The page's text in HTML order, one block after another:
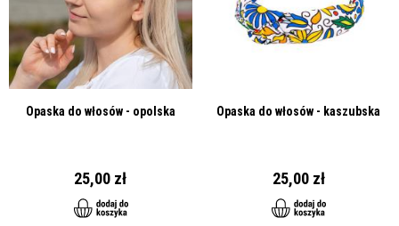
Opaska do włosów - opolska
25,00 zł
Opaska do włosów - kaszubska
25,00 zł